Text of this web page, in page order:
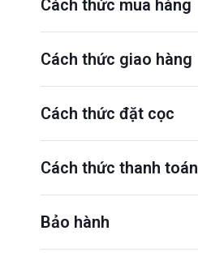
Cách thức mua hàng
Cách thức giao hàng
Cách thức đặt cọc
Cách thức thanh toán
Bảo hành